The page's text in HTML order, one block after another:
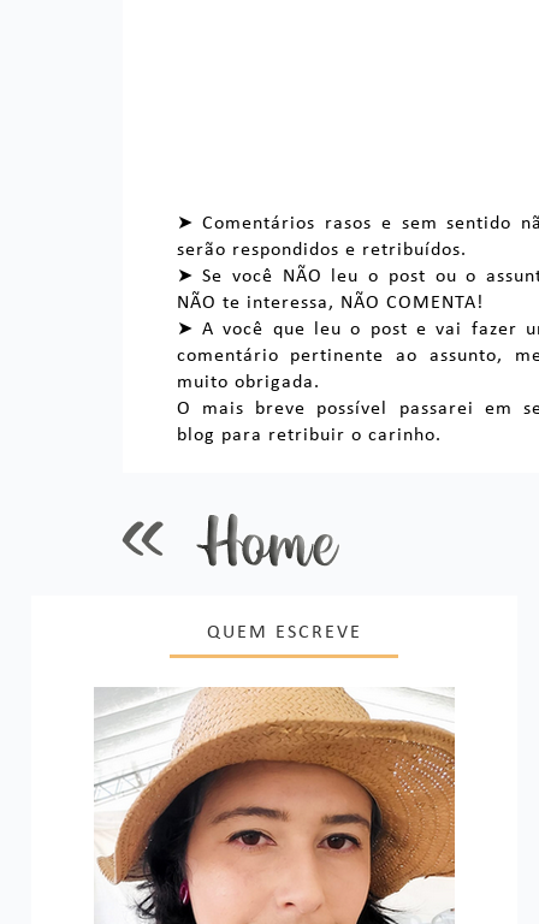
➤ Comentários rasos e sem sentido
serão respondidos e retribuídos.
➤ Se você NÃO leu o post ou o
NÃO te interessa, NÃO COMENTA!
➤ A você que leu o post e vai fazer
comentário pertinente ao assunto,
muito obrigada.
O mais breve possível passarei em
blog para retribuir o carinho.
QUEM ESCREVE